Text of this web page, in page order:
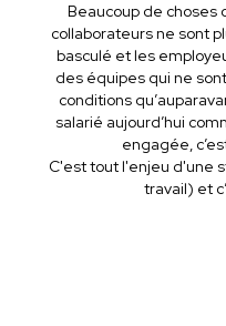
Beaucoup de choses
collaborateurs ne sont
basculé et les
des équipes qui ne
conditions
salarié aujourd’hui
engagée,
C'est tout l'enjeu d'une
travail) et